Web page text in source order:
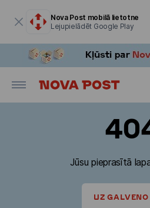
Nova Post mobilā lietotne
Lejupielādēt Google Play
Jūsu pieprasītā
UZ GALVENO